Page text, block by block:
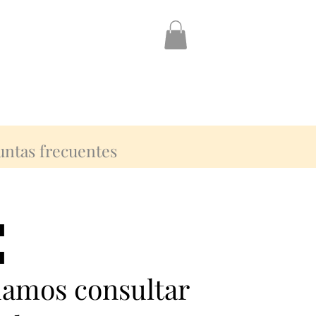
frecuentes
consultar